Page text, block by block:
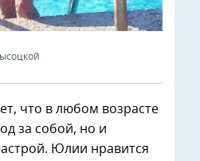
что в любом возрасте
за собой, но и
Юлии нравится